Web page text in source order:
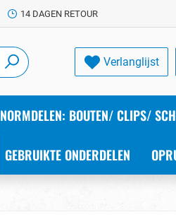
14 DAGEN RETOUR
Verlanglijst
NORMDELEN: BOUTEN/ CLIPS/
GEBRUIKTE ONDERDELEN